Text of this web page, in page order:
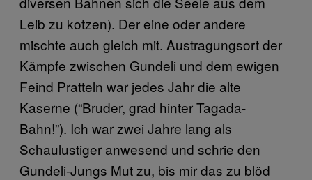
Leib zu kotzen). Der eine oder andere
mischte auch gleich mit. Austragungsort der
Kämpfe zwischen Gundeli und dem ewigen
Feind Pratteln war jedes Jahr die alte
Kaserne (“Bruder, grad hinter Tagada-
Bahn!”). Ich war zwei Jahre lang als
Schaulustiger anwesend und schrie den
Gundeli-Jungs Mut zu, bis mir das zu blöd